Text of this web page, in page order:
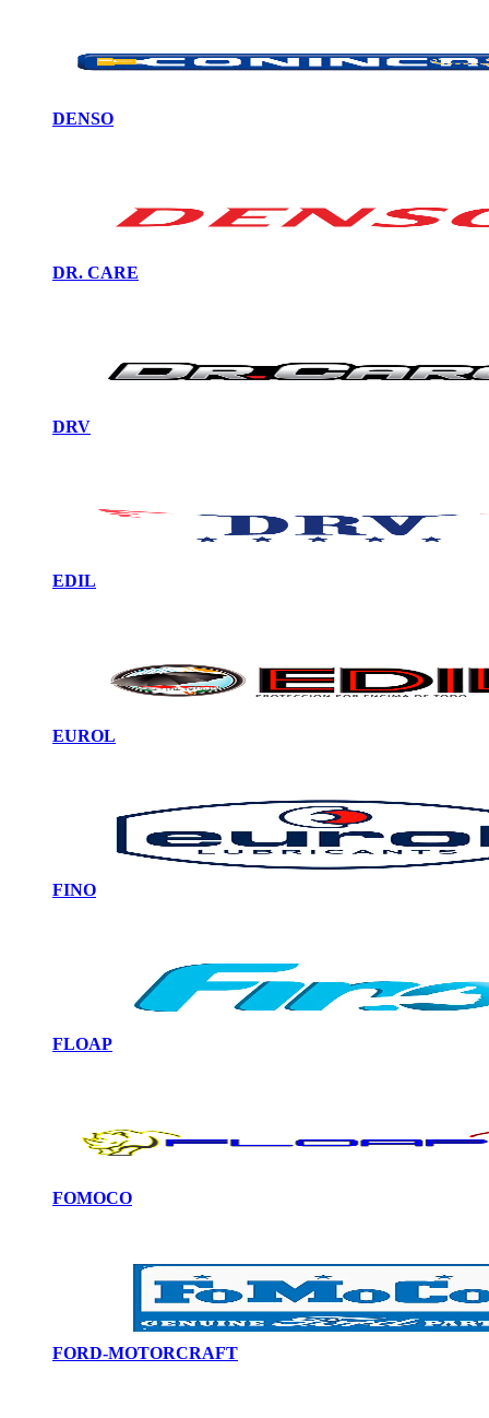
DENSO
DR. CARE
DRV
EDIL
EUROL
FINO
FLOAP
FOMOCO
FORD-MOTORCRAFT